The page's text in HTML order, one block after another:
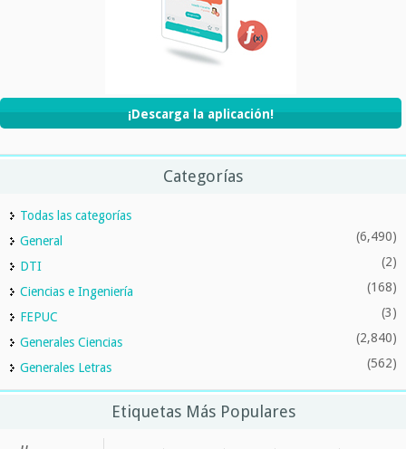
¡Descarga la aplicación!
Categorías
Todas las categorías
General
(6,490)
DTI (2)
Ciencias e Ingeniería (168)
FEPUC (3)
Generales Ciencias (2,840)
Generales Letras (562)
Etiquetas Más Populares